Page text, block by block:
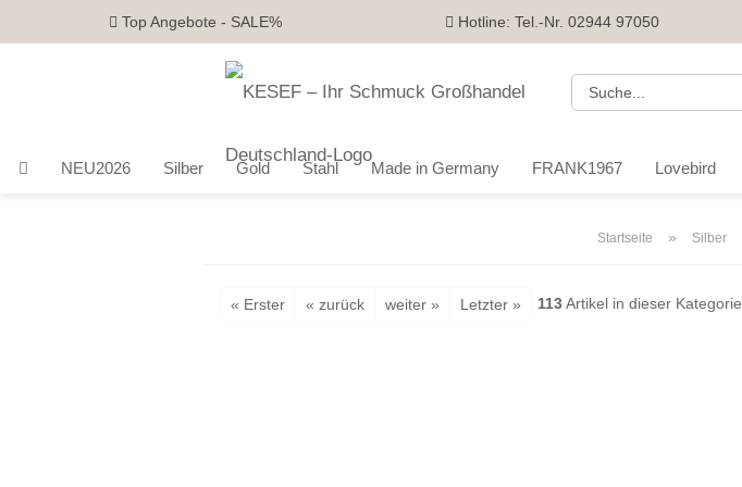
Top Angebote - SALE% Hotline: Tel.-Nr. 02944 97050
NEU2026 Silber Gold Stahl Made in Germany FRANK1967 Lovebird
Startseite » Silber
« Erster « zurück weiter » Letzter » 113Artikel in dieser Kategorie